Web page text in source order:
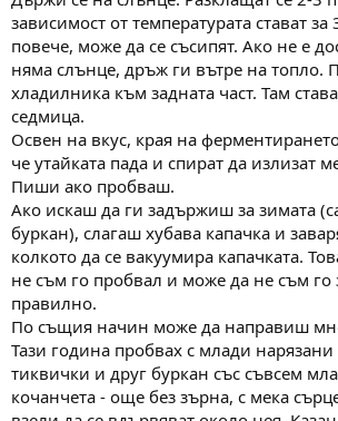
зависимост от температурата стават
повече, може да се съсипят. Ако не е
няма слънце, дръж ги вътре на топло.
хладилника към задната част. Там
седмица.
Освен на вкус, края на
че утайката пада и спират да излизат
Пиши ако пробваш.
Ако искаш да ги задържиш за зимата
буркан), слагаш хубава капачка и
колкото да се вакуумира капачката.
не съм го пробвал и може да не съм го
правилно.
По същия начин може да направиш
Тази година пробвах с млади
тиквички и друг буркан със съвсем
кочанчета - още без зърна, с мека